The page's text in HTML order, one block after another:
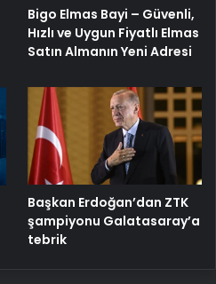
Bigo Elmas Bayi – Güvenli,
Hızlı ve Uygun Fiyatlı Elmas
Satın Almanın Yeni Adresi
Başkan Erdoğan’dan ZTK
şampiyonu Galatasaray’a
tebrik